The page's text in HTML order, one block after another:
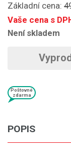
Základní cena:
Vaše cena s
Není skladem
Poštovné
zdarma
POPIS